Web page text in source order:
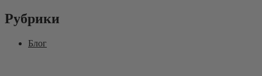
Рубрики
Блог